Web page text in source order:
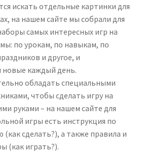
искать отдельные картинки для
на нашем сайте мы собрали для
самых интересных игр на
по урокам, по навыкам, по
и другое, и
каждый день.
обладать специальными
чтобы сделать игру на
руками – на нашем сайте для
игры есть инструкция по
(как сделать?), а также правила и
(как играть?).